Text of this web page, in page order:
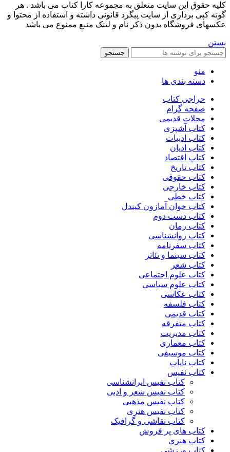
کليه حقوق اين سايت متعلق به مجموعه کارا کتاب می باشد . هر
گونه کپی برداری از سایت پیگرد قانونی داشته و استفاده از محتوا و
عکسهای فروشگاه بدون ذکر نام و لینک منبع ممنوع می باشد
بستن
جستجو
منو
دسته بندی ها
حراجی کتاب
صفحه گرام
مجلات قدیمی
کتاب آشپزی
کتاب ادبیات
کتاب ادیان
کتاب اقتصاد
کتاب تاریخ
کتاب حقوقی
کتاب خارجی
کتاب خطی
کتاب خوان آمازون کیندل
کتاب دست دوم
کتاب رمان
کتاب روانشناسی
کتاب سفرنامه
کتاب سینما و تئاتر
کتاب شعر
کتاب علوم اجتماعی
کتاب علوم سیاسی
کتاب عکاسی
کتاب فلسفه
کتاب قدیمی
کتاب متفرقه
کتاب مدیریت
کتاب معماری
کتاب موسیقی
کتاب نایاب
کتاب نفیس
کتاب نفیس ایرانشناسی
کتاب نفیس شعر و ادبی
کتاب نفیس مذهبی
کتاب نفیس هنری
کتاب نقاشی و گرافیک
کتاب های پر فروش
کتاب هنری